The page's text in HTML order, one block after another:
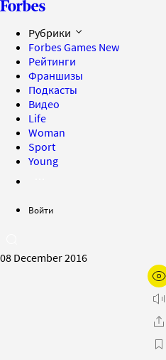
Рубрики
Forbes Games New
Рейтинги
Франшизы
Подкасты
Видео
Life
Woman
Sport
Young
Войти
08 December 2016